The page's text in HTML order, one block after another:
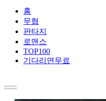
홈
무협
판타지
로맨스
TOP100
기다리면무료